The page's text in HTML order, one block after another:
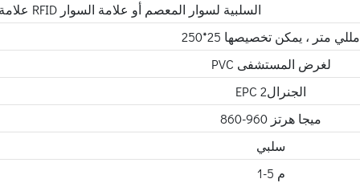
علامة RFID السلبية لسوار المعصم أو علامة السوار
250*25 مللي متر ، يمكن تخصيصها
PVC لغرض المستشفى
EPC الجنرال2
860-960 ميجا هرتز
سلبي
1-5 م